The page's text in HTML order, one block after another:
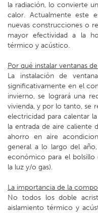
la radiación, lo convierte
calor. Actualmente este
nuevas construcciones o
mayor efectividad a la
térmico y acústico.
Por qué instalar ventanas
La instalación de
significativamente en el
invierno, se logrará una
vivienda, y por lo tanto, se
electricidad para calentar
la entrada de aire caliente
ahorro en aire
general a lo largo del
económico para el bolsillo
la luz y/o gas).
La importancia de la
No todos los doble
aislamiento térmico y